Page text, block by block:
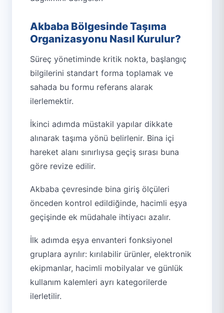
Akbaba Bölgesinde Taşıma
Organizasyonu Nasıl Kurulur?
Süreç yönetiminde kritik nokta, başlangıç
bilgilerini standart forma toplamak ve
sahada bu formu referans alarak
ilerlemektir.
İkinci adımda müstakil yapılar dikkate
alınarak taşıma yönü belirlenir. Bina içi
hareket alanı sınırlıysa geçiş sırası buna
göre revize edilir.
Akbaba çevresinde bina giriş ölçüleri
önceden kontrol edildiğinde, hacimli eşya
geçişinde ek müdahale ihtiyacı azalır.
İlk adımda eşya envanteri fonksiyonel
gruplara ayrılır: kırılabilir ürünler, elektronik
ekipmanlar, hacimli mobilyalar ve günlük
kullanım kalemleri ayrı kategorilerde
ilerletilir.